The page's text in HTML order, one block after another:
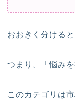
おおきく分ける
つまり、「悩み
このカテゴリは